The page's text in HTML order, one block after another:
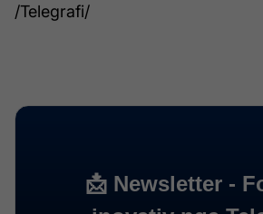
/Telegrafi/